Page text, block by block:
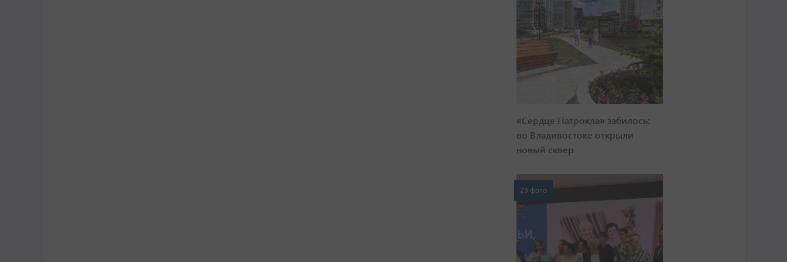
«Сердце Патрокла» забилось:
во Владивостоке открыли
новый сквер
23 фото